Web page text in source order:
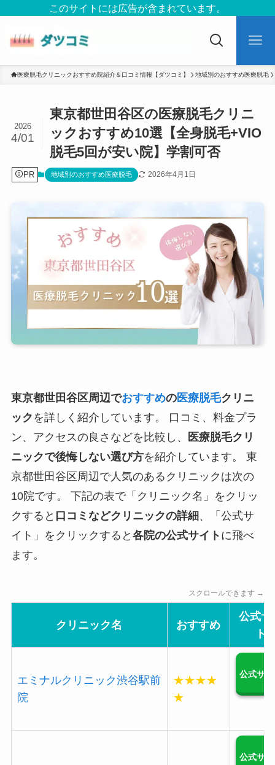
このサイトには広告が含まれています。
医療脱毛クリニックおすすめ院紹介＆口コミ情報【ダツコミ】 地域別のおすすめ医療脱毛
東京都世田谷区の医療脱毛クリニ
ックおすすめ10選【全身脱毛+VIO
脱毛5回が安い院】学割可否
2026
4/01
PR 地域別のおすすめ医療脱毛 2026年4月1日
東京都世田谷区周辺でおすすめの医療脱毛クリニ
ック を詳しく紹介しています。 口コミ、料金プラ
ン、アクセスの良さなどを比較し、
医療脱毛クリ
ニックで後悔しない選び方を紹介しています。 東
京都世田谷区周辺で人気のあるクリニックは次の
10院です。 下記の表で「クリニック名」をクリッ
クすると 口コミなどクリニックの詳細 、「公式サ
イト」をクリックすると 各院の公式サイト に飛べ
ます。
スクロールできます →
クリニック名 おすすめ
公式サ
ト
エミナルクリニック渋谷駅前
院
★★★★
★
公式サ
公式サ